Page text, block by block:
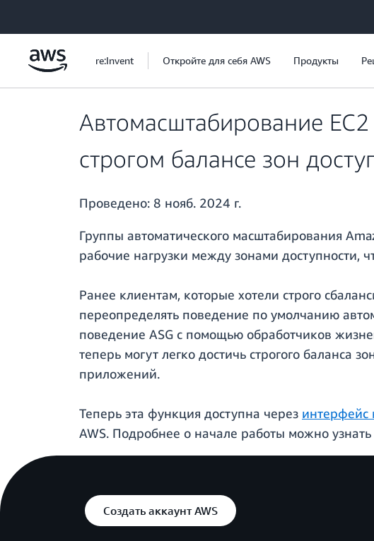
re:Invent Откройте для себя AWS Продукты
Автомасштабирование
строгом балансе зон
Проведено: 8 нояб. 2024 г.
Группы автоматического масштабирования
рабочие нагрузки между зонами доступности,
Ранее клиентам, которые хотели строго
переопределять поведение по умолчанию
поведение ASG с помощью обработчиков
теперь могут легко достичь строгого баланса
приложений.
Теперь эта функция доступна через интерфейс
AWS. Подробнее о начале работы можно узнать
Создать аккаунт AWS